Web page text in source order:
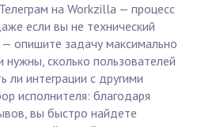
на Workzilla — процесс
если вы не технический
опишите задачу максимально
нужны, сколько пользователей
ли интеграции с другими
исполнителя: благодаря
вы быстро найдете